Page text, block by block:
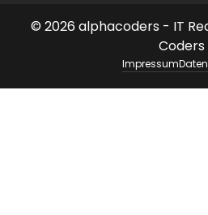
© 2026 alphacoders - IT
Coders
Impressum